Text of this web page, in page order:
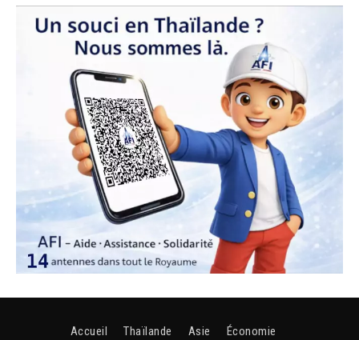
Accueil Thaïlande Asie
Économie